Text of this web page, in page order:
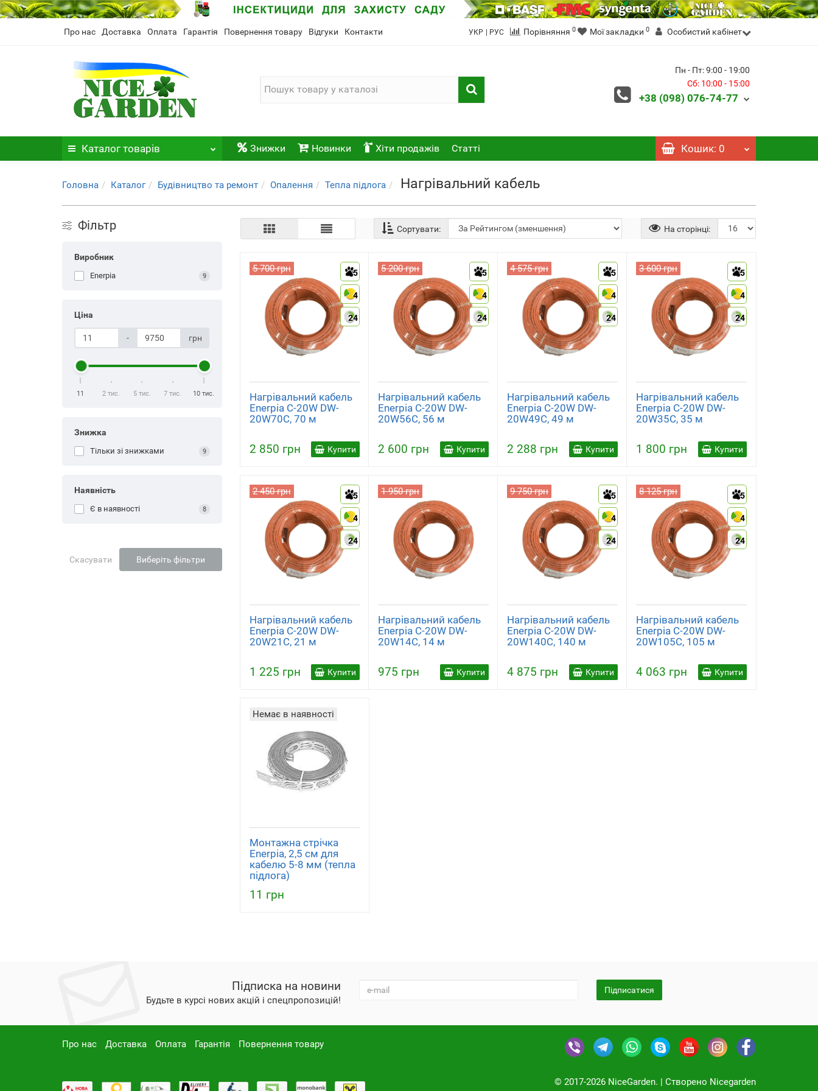
Про нас Доставка Оплата Гарантія Повернення товару Відгуки Контакти УКР | РУС Порівняння 0 Мої закладки 0 Особистий кабінет
Пн - Пт: 9:00 - 19:00
Сб: 10:00 - 15:00
+38 (098) 076-74-77
Каталог товарів Знижки Новинки Хіти продажів Статті Кошик: 0
Головна Каталог Будівництво та ремонт Опалення Тепла підлога Нагрівальний кабель
Фільтр
Виробник
Enerpia 9
Ціна
- грн
11 2 тис. 5 тис. 7 тис. 10 тис.
Знижка
Тільки зі знижками 9
Наявність
Є в наявності 8
Скасувати Виберіть фільтри
Сортувати: На сторінці:
5
4
24
5 700 грн
Нагрівальний кабель
Enerpia C-20W DW-
20W70C, 70 м
2 850 грн Купити
5
4
24
5 200 грн
Нагрівальний кабель
Enerpia C-20W DW-
20W56C, 56 м
2 600 грн Купити
5
4
24
4 575 грн
Нагрівальний кабель
Enerpia C-20W DW-
20W49C, 49 м
2 288 грн Купити
5
4
24
3 600 грн
Нагрівальний кабель
Enerpia C-20W DW-
20W35C, 35 м
1 800 грн Купити
5
4
24
2 450 грн
Нагрівальний кабель
Enerpia C-20W DW-
20W21C, 21 м
1 225 грн Купити
1 950 грн
Нагрівальний кабель
Enerpia C-20W DW-
20W14C, 14 м
975 грн Купити
5
4
24
9 750 грн
Нагрівальний кабель
Enerpia C-20W DW-
20W140C, 140 м
4 875 грн Купити
5
4
24
8 125 грн
Нагрівальний кабель
Enerpia C-20W DW-
20W105C, 105 м
4 063 грн Купити
Немає в наявності
Монтажна стрічка
Enerpia, 2,5 см для
кабелю 5-8 мм (тепла
підлога)
11 грн
Підписка на новини
Будьте в курсі нових акцій і спецпропозицій!
Підписатися
Про нас Доставка Оплата Гарантія Повернення товару
© 2017-2026 NiceGarden. | Cтворено Nicegarden